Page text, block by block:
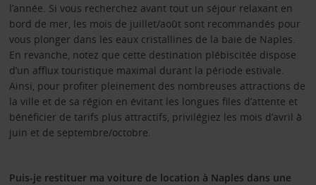
l’année. Si vous recherchez avant tout un séjour relaxant en
bord de mer, les mois de juillet/août sont recommandés pour
vous plonger dans les eaux cristallines de la baie de Naples.
En revanche, notez que cette destination plébiscitée dispose
d’un afflux touristique maximal durant la période estivale.
Ainsi, pour profiter pleinement des nombreuses attractions de
la ville et de sa région en évitant les longues files d’attente et
bénéficier de tarifs plus attractifs, privilégiez les mois d’avril à
juin et de septembre/octobre.
Puis-je restituer ma voiture de location à Naples dans une